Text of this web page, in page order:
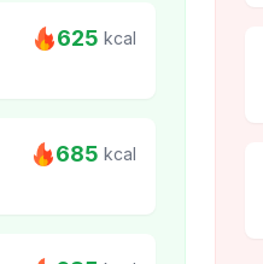
625 kcal
685 kcal